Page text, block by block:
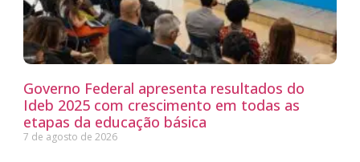
Governo Federal apresenta resultados do
Ideb 2025 com crescimento em todas as
etapas da educação básica
7 de agosto de 2026